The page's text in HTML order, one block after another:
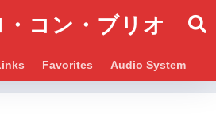
コン・ブリオ
Favorites Audio System